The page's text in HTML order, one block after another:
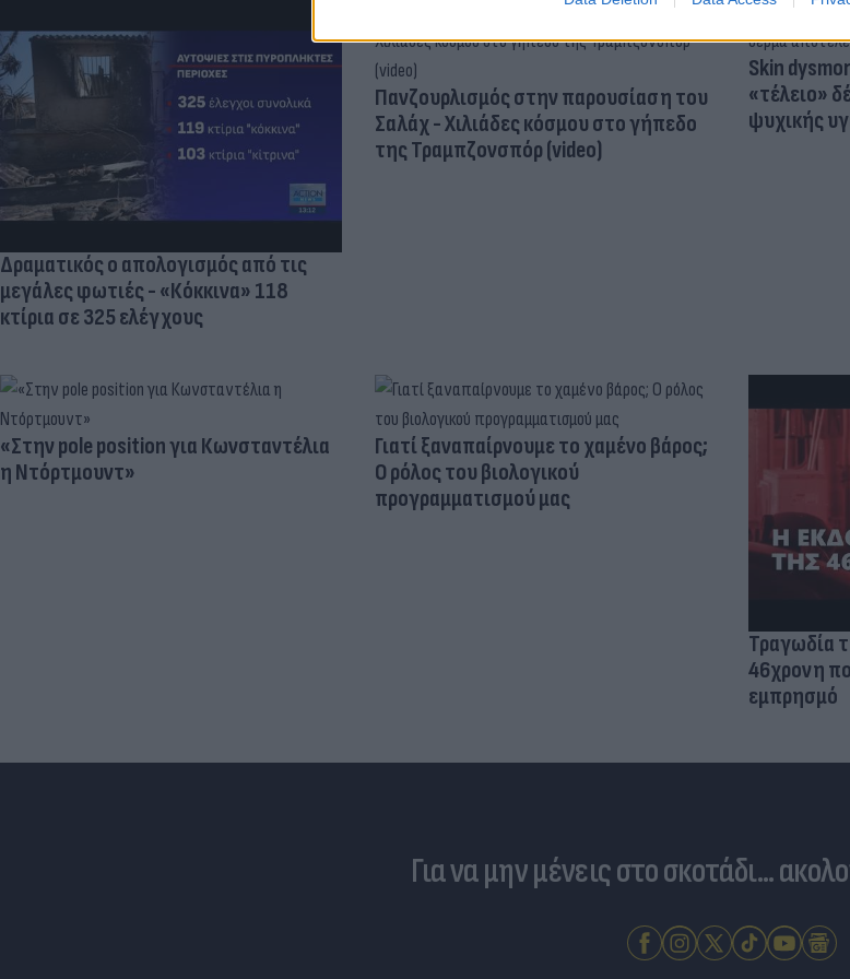
Δραματικός ο απολογισμός από τις
μεγάλες φωτιές - «Κόκκινα» 118
κτίρια σε 325 ελέγχους
Πανζουρλισμός στην παρουσίαση του
Σαλάχ - Χιλιάδες κόσμου στο γήπεδο
της Τραμπζονσπόρ (video)
Skin
«τέλειο»
ψυχικής
«Στην pole position για Κωνσταντέλια
η Ντόρτμουντ»
Γιατί ξαναπαίρνουμε το χαμένο βάρος;
Ο ρόλος του βιολογικού
προγραμματισμού μας
Τραγωδία
46χρονη
εμπρησμό
Για να μην μένεις στο σκοτάδι...